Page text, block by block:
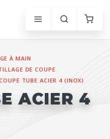
À MAIN
DE COUPE
TUBE ACIER 4 (INOX)
ACIER 4